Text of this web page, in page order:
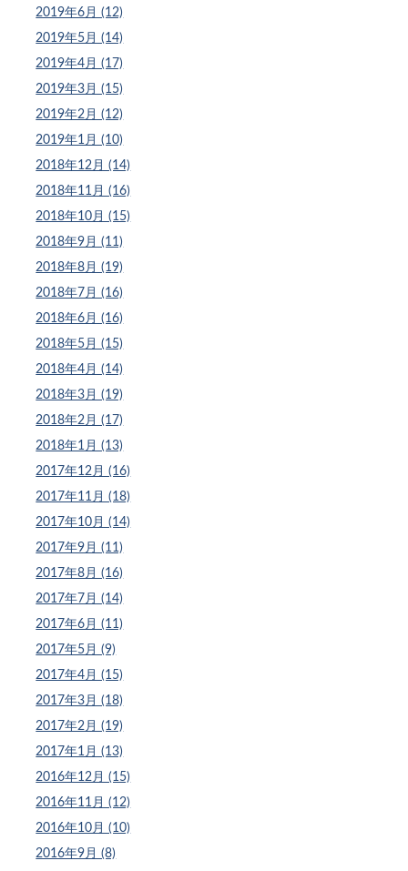
2019年6月 (12)
2019年5月 (14)
2019年4月 (17)
2019年3月 (15)
2019年2月 (12)
2019年1月 (10)
2018年12月 (14)
2018年11月 (16)
2018年10月 (15)
2018年9月 (11)
2018年8月 (19)
2018年7月 (16)
2018年6月 (16)
2018年5月 (15)
2018年4月 (14)
2018年3月 (19)
2018年2月 (17)
2018年1月 (13)
2017年12月 (16)
2017年11月 (18)
2017年10月 (14)
2017年9月 (11)
2017年8月 (16)
2017年7月 (14)
2017年6月 (11)
2017年5月 (9)
2017年4月 (15)
2017年3月 (18)
2017年2月 (19)
2017年1月 (13)
2016年12月 (15)
2016年11月 (12)
2016年10月 (10)
2016年9月 (8)